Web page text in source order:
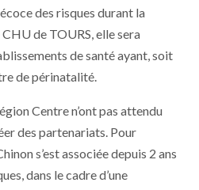
des risques durant la
de TOURS, elle sera
de santé ayant, soit
de périnatalité.
Centre n’ont pas attendu
des partenariats. Pour
s’est associée depuis 2 ans
dans le cadre d’une